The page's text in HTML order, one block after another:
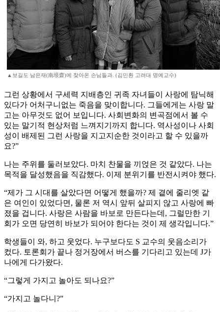
▲보길도 남은재(南垠齋)에 찾아온 손님들과. (김민환 고려대 명예교수)
그런 상황에서 구세력 지배층인 귀족 자녀들이 사랑에 탐닉해
있다가 어처구니없는 죽음을 맞이합니다. 그들에게는 사랑 말
고는 아무것도 없어 보입니다. 사회변화의 변곡점에서 볼 수
있는 말기적 현상처럼 느껴지기까지 합니다. 역사성이나 사회
성이 배제된 그런 사랑을 지고지순한 것이라고 할 수 있을까
요?”
나는 주위를 둘러보았다. 마치 찬물을 끼얹은 것 같았다. 나는
목적을 달성했음을 직감했다. 이제 분위기를 반전시켜야 했다.
“제가 그 시대를 살았다면 어떻게 했을까? 제 곁에 줄리엣 같
은 여인이 있었다면, 물론 저 역시 앞뒤 살피지 않고 사랑에 빠
졌을 겁니다. 사랑은 사람을 바보로 만든다는데, 그럴만한 기
회가 오면 당연히 바보가 되어야 한다는 것이 제 생각입니다.”
학생들이 와, 하고 웃었다. 누구보다도 S 교수의 웃음소리가
컸다. 토론회가 끝나 정거장에서 버스를 기다리고 있는데 J가
나에게 다가왔다.
“그렇게 가지고 놀아도 되나요?”
“가지고 놀다니?”